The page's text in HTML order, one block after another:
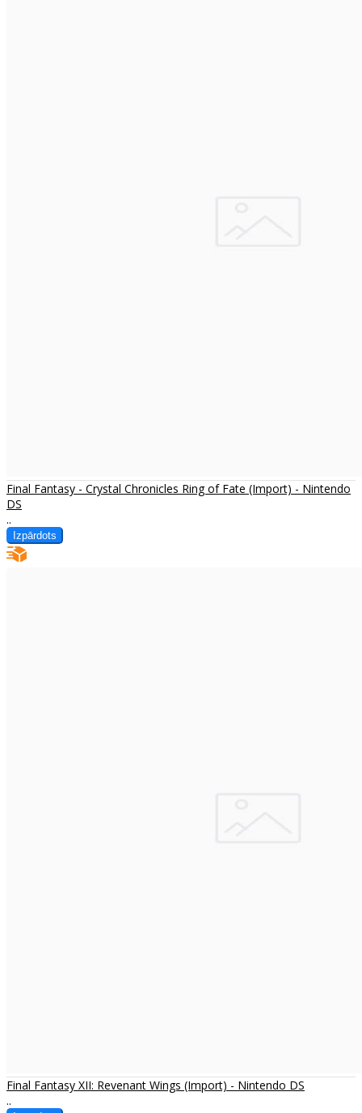
Final Fantasy - Crystal Chronicles Ring of Fate (Import) - Nintendo
DS
..
Final Fantasy XII: Revenant Wings (Import) - Nintendo DS
..